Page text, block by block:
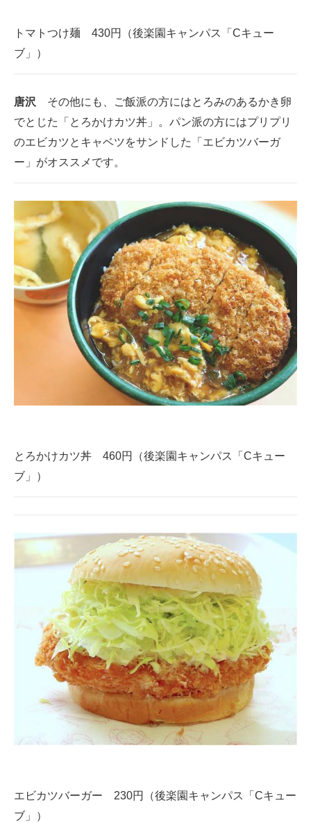
トマトつけ麺 430円（後楽園キャンパス「Cキュー
ブ」）
唐沢 その他にも、ご飯派の方にはとろみのあるかき卵
でとじた「とろかけカツ丼」。パン派の方にはプリプリ
のエビカツとキャベツをサンドした「エビカツバーガ
ー」がオススメです。
とろかけカツ丼 460円（後楽園キャンパス「Cキュー
ブ」）
エビカツバーガー 230円（後楽園キャンパス「Cキュー
ブ」）